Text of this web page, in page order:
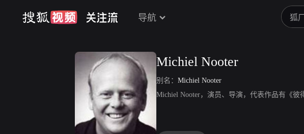
导航
Michiel Nooter
别名： Michiel Nooter
Michiel Nooter，演员、导演，代表作品有《彼